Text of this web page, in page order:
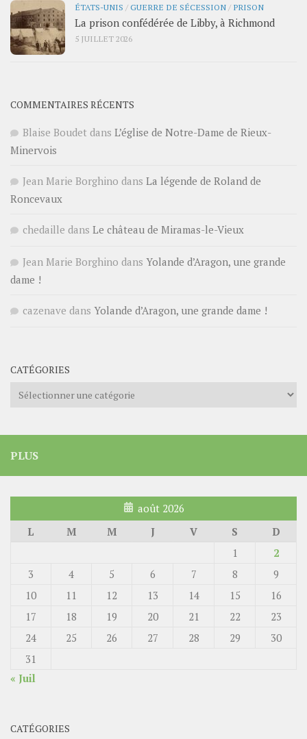
ÉTATS-UNIS /GUERRE DE SÉCESSION / PRISON
La prison confédérée de Libby, à Richmond
5 JUILLET 2026
COMMENTAIRES RÉCENTS
Blaise Boudet dans L’église de Notre-Dame de Rieux-
Minervois
Jean Marie Borghino dans La légende de Roland de
Roncevaux
chedaille dans Le château de Miramas-le-Vieux
Jean Marie Borghino dans Yolande d’Aragon, une grande
dame !
cazenave dans Yolande d’Aragon, une grande dame !
CATÉGORIES
Catégories
PLUS
août 2026
L
M M J V S
D
1
2
3
4 5 6 7 8
9
10
11 12 13 14 15
16
17
18 19 20 21 22
23
24
25 26 27 28 29
30
31
« Juil
CATÉGORIES